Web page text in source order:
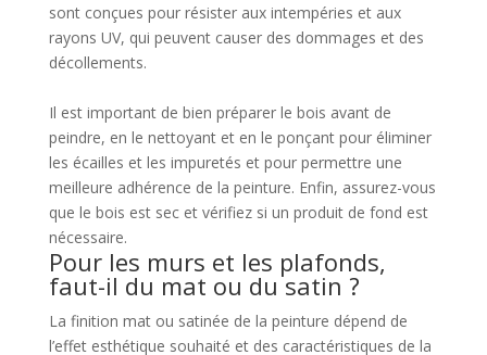
sont conçues pour résister aux intempéries et aux
rayons UV, qui peuvent causer des dommages et des
décollements.
Il est important de bien préparer le bois avant de
peindre, en le nettoyant et en le ponçant pour éliminer
les écailles et les impuretés et pour permettre une
meilleure adhérence de la peinture. Enfin, assurez-vous
que le bois est sec et vérifiez si un produit de fond est
nécessaire.
Pour les murs et les plafonds,
faut-il du mat ou du satin ?
La finition mat ou satinée de la peinture dépend de
l’effet esthétique souhaité et des caractéristiques de la